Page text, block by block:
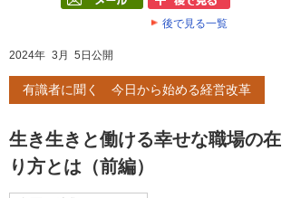
後で見る一覧
2024年 3月 5日公開
有識者に聞く 今日から始める経営改革
生き生きと働ける幸せな職場の在
り方とは（前編）